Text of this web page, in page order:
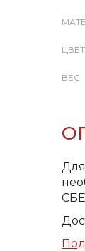
ЦВЕТ
ВЕС